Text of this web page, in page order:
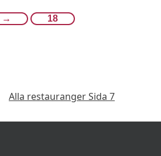
→ 18
Alla restauranger Sida 7